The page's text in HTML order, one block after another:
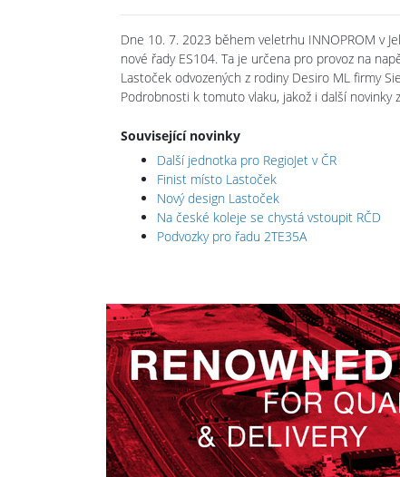
Dne 10. 7. 2023 během veletrhu INNOPROM v
nové řady ES104. Ta je určena pro provoz na
Lastoček odvozených z rodiny Desiro ML firmy
Podrobnosti k tomuto vlaku, jakož i další
Související novinky
Další jednotka pro RegioJet v ČR
Finist místo Lastoček
Nový design Lastoček
Na české koleje se chystá vstoupit RČD
Podvozky pro řadu 2TE35A